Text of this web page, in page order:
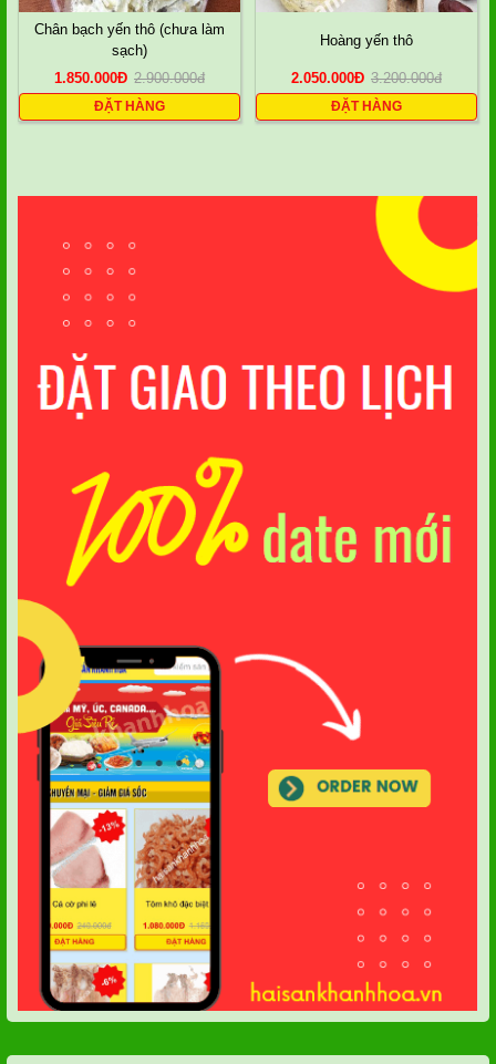
Chân bạch yến thô (chưa làm
sạch)
1.850.000Đ 2.900.000đ
ĐẶT HÀNG
Hoàng yến thô
2.050.000Đ 3.200.000đ
ĐẶT HÀNG